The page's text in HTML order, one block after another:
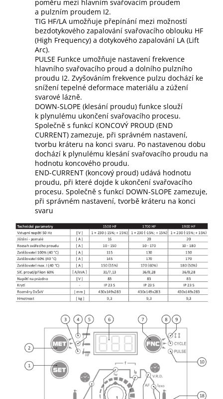
poměru mezi hlavním svařovacím proudem
a pulzním proudem I2.
TIG HF/LA umožňuje přepínání mezi možností
bezdotykového zapalování svařovacího oblouku HF
(High Frequency) a dotykového zapalování LA (Lift
Arc).
PULSE Funkce umožňuje nastavení frekvence
hlavního svařovacího proud a dolního pulzního
proudu I2. Zvyšováním frekvence pulzu dochází ke
snížení tepelné deformace materiálu a zúžení
svarové lázně.
DOWN-SLOPE (klesání proudu) funkce slouží
k plynulému ukončení svařovacího procesu.
Společně s funkcí KONCOVÝ PROUD (END
CURRENT) zamezuje, při správném nastavení,
tvorbu kráteru na konci svaru. Po nastavenou dobu
dochází k plynulému klesání svařovacího proudu na
hodnotu koncového proudu.
END-CURRENT (koncový proud) udává hodnotu
proudu, při které dojde k ukončení svařovacího
procesu. Společně s funkcí DOWN-SLOPE zamezuje,
při správném nastavení, tvorbě kráteru na konci
svaru